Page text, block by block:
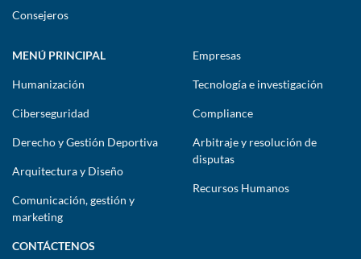
Consejeros
MENÚ PRINCIPAL
Humanización
Ciberseguridad
Derecho y Gestión Deportiva
Arquitectura y Diseño
Comunicación, gestión y
marketing
Empresas
Tecnología e investigación
Compliance
Arbitraje y resolución de
disputas
Recursos Humanos
CONTÁCTENOS